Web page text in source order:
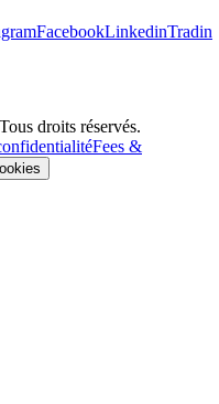
FacebookLinkedinTradin
droits réservés.
Fees &